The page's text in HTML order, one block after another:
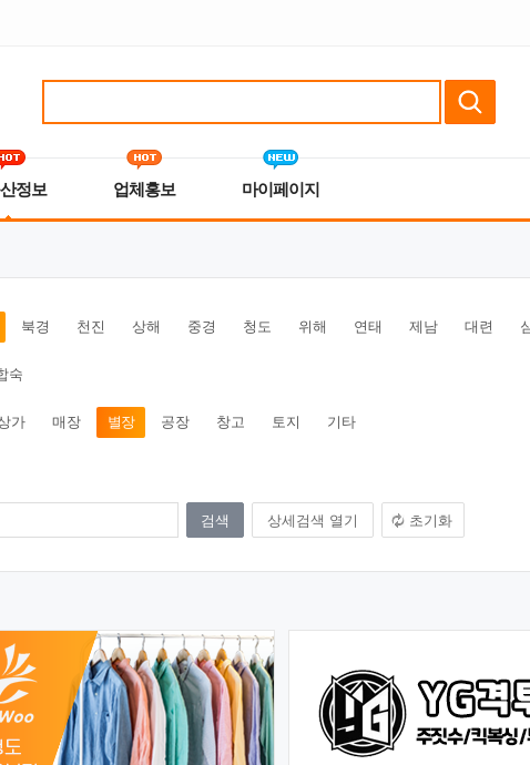
정보 업체홍보 마이페이지
북경 천진 상해 중경 청도 위해 연태 제남 대련
숙
가 매장 별장 공장 창고 토지 기타
상세검색 열기 초기화